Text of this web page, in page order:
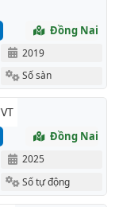
Đồng Nai
2019
Số sàn
Đồng Nai
2025
Số tự động